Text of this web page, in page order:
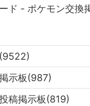
ド - ポケモン交換
示板(987)
稿掲示板(819)